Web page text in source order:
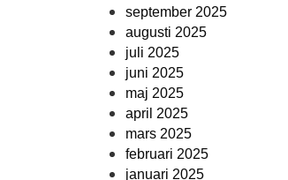
september 2025
augusti 2025
juli 2025
juni 2025
maj 2025
april 2025
mars 2025
februari 2025
januari 2025